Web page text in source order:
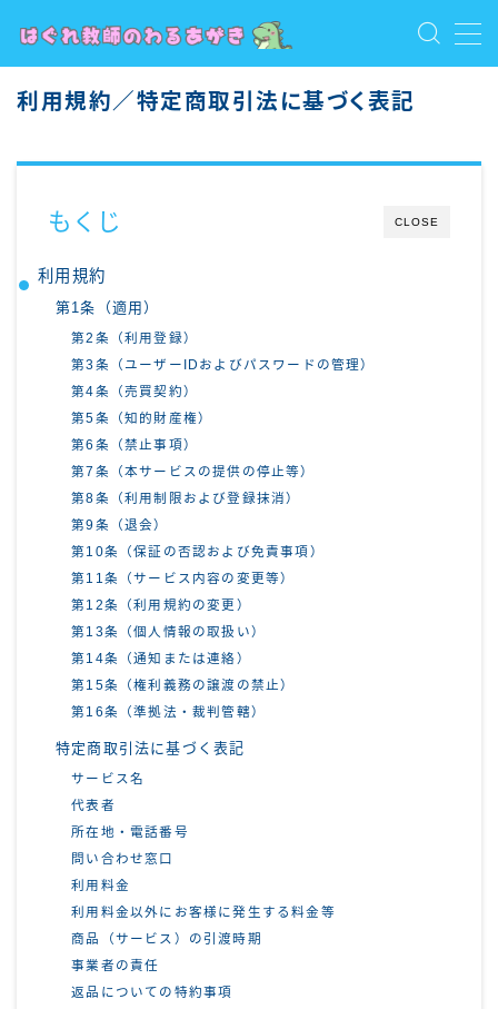
お問い合わせ
プライバシーポリシー
保護者向け
教員向け
教員志望・若手教員向け
利用規約／特定商取引法に基づく表記
CLOSE
もくじ
利用規約
第1条（適用）
第2条（利用登録）
第3条（ユーザーIDおよびパスワードの管理）
第4条（売買契約）
第5条（知的財産権）
第6条（禁止事項）
第7条（本サービスの提供の停止等）
第8条（利用制限および登録抹消）
第9条（退会）
第10条（保証の否認および免責事項）
第11条（サービス内容の変更等）
第12条（利用規約の変更）
第13条（個人情報の取扱い）
第14条（通知または連絡）
第15条（権利義務の譲渡の禁止）
第16条（準拠法・裁判管轄）
特定商取引法に基づく表記
サービス名
代表者
所在地・電話番号
問い合わせ窓口
利用料金
利用料金以外にお客様に発生する料金等
商品（サービス）の引渡時期
事業者の責任
返品についての特約事項